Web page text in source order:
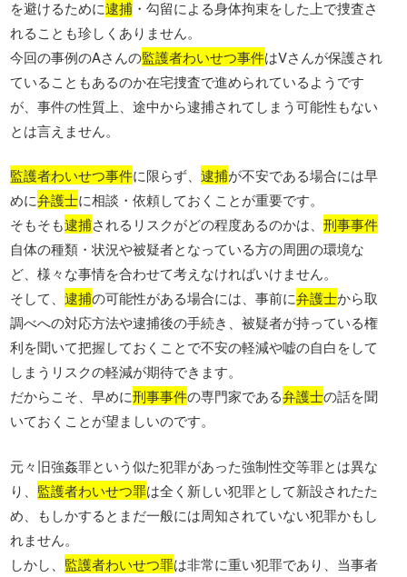
を避けるために逮捕 ・勾留による身体拘束をした上で捜査さ
れることも珍しくありません。
今回の事例のAさんの監護者わいせつ事件はVさんが保護され
ていることもあるのか在宅捜査で進められているようです
が、事件の性質上、途中から逮捕されてしまう可能性もない
とは言えません。
監護者わいせつ事件に限らず、逮捕が不安である場合には早
めに弁護士に相談・依頼しておくことが重要です。
そもそも逮捕されるリスクがどの程度あるのかは、刑事事件
自体の種類・状況や被疑者となっている方の周囲の環境な
ど、様々な事情を合わせて考えなければいけません。
そして、逮捕の可能性がある場合には、事前に弁護士から取
調べへの対応方法や逮捕後の手続き、被疑者が持っている権
利を聞いて把握しておくことで不安の軽減や嘘の自白をして
しまうリスクの軽減が期待できます。
だからこそ、早めに刑事事件の専門家である弁護士の話を聞
いておくことが望ましいのです。
元々旧強姦罪という似た犯罪があった強制性交等罪とは異な
り、 監護者わいせつ罪は全く新しい犯罪として新設されたた
め、もしかするとまだ一般には周知されていない犯罪かもし
れません。
しかし、 監護者わいせつ罪は非常に重い犯罪であり、当事者